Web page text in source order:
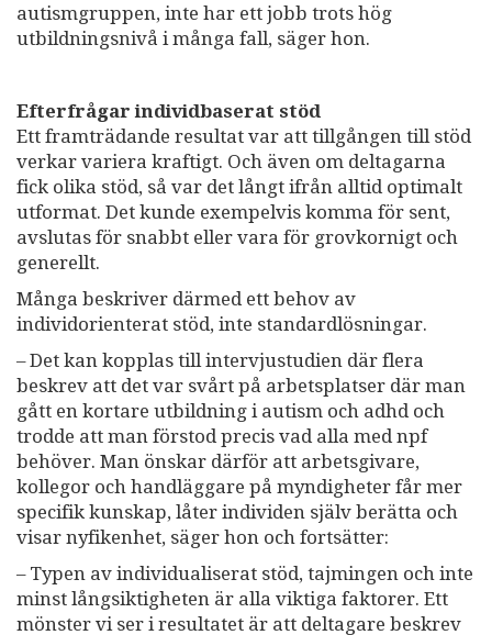
autismgruppen, inte har ett jobb trots hög
utbildningsnivå i många fall, säger hon.
Efterfrågar individbaserat stöd
Ett framträdande resultat var att tillgången till stöd
verkar variera kraftigt. Och även om deltagarna
fick olika stöd, så var det långt ifrån alltid optimalt
utformat. Det kunde exempelvis komma för sent,
avslutas för snabbt eller vara för grovkornigt och
generellt.
Många beskriver därmed ett behov av
individorienterat stöd, inte standardlösningar.
– Det kan kopplas till intervjustudien där flera
beskrev att det var svårt på arbetsplatser där man
gått en kortare utbildning i autism och adhd och
trodde att man förstod precis vad alla med npf
behöver. Man önskar därför att arbetsgivare,
kollegor och handläggare på myndigheter får mer
specifik kunskap, låter individen själv berätta och
visar nyfikenhet, säger hon och fortsätter:
– Typen av individualiserat stöd, tajmingen och inte
minst långsiktigheten är alla viktiga faktorer. Ett
mönster vi ser i resultatet är att deltagare beskrev